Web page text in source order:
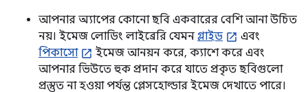
আপনার অ্যাপের কোনো ছবি একবারের বেশি আনা উচিত
নয়। ইমেজ লোডিং লাইব্রেরি যেমন গ্লাইড
এবং
পিকাসো
ইমেজ আনয়ন করে, ক্যাশে করে এবং
আপনার ভিউতে হুক প্রদান করে যাতে প্রকৃত ছবিগুলো
প্রস্তুত না হওয়া পর্যন্ত প্লেসহোল্ডার ইমেজ দেখাতে পারে।